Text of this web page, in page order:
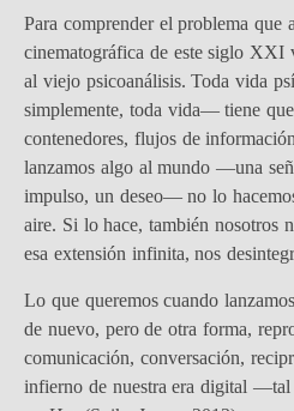
Para comprender el problema que
cinematográfica de este siglo XXI
al viejo psicoanálisis. Toda vida
simplemente, toda vida— tiene
contenedores, flujos de
lanzamos algo al mundo —una
impulso, un deseo— no lo
aire. Si lo hace, también nosotros
esa extensión infinita, nos
Lo que queremos cuando
de nuevo, pero de otra forma,
comunicación, conversación,
infierno de nuestra era digital —tal